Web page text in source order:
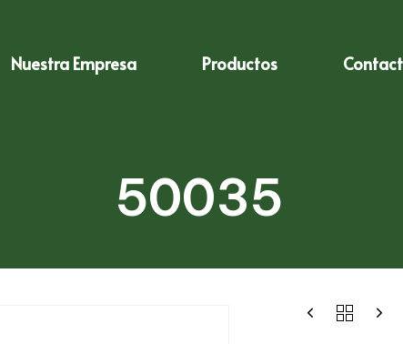
Nuestra Empresa Productos
50035